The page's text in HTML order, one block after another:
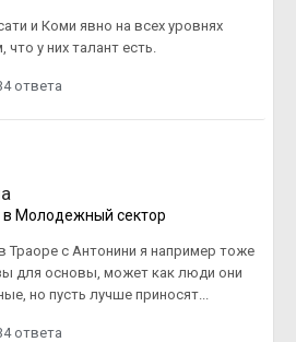
и Коми явно на всех уровнях
у них талант есть.
ответа
в Молодежный сектор
Траоре с Антонини я например тоже
для основы, может как люди они
но пусть лучше приносят...
ответа